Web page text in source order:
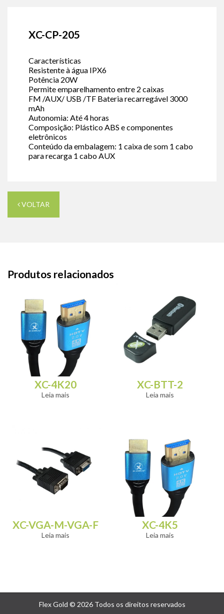
XC-CP-205
Características
Resistente à água IPX6
Potência 20W
Permite emparelhamento entre 2 caixas
FM /AUX/ USB /TF Bateria recarregável 3000
mAh
Autonomia: Até 4 horas
Composição: Plástico ABS e componentes
eletrônicos
Conteúdo da embalagem: 1 caixa de som 1 cabo
para recarga 1 cabo AUX
VOLTAR
Produtos relacionados
XC-4K20
Leia mais
XC-BTT-2
Leia mais
XC-VGA-M-VGA-F
Leia mais
XC-4K5
Leia mais
Flex Gold © 2026 Todos os direitos reservados